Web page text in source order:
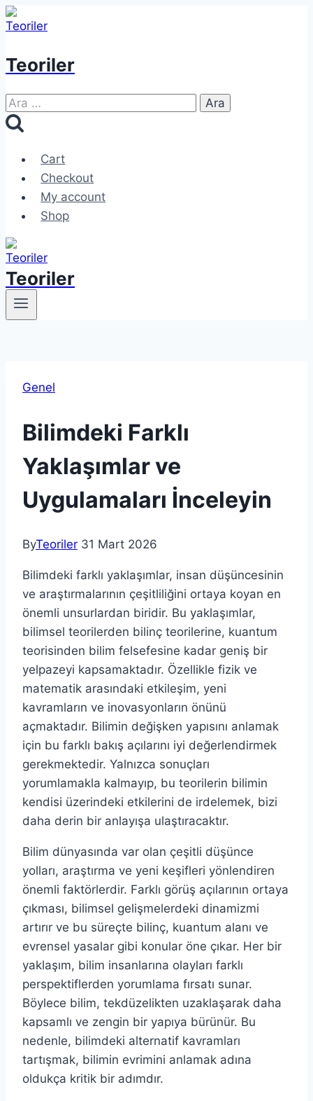
Skip
to
Teoriler
Arama:
Cart
Checkout
My account
Shop
Teoriler
Genel
Bilimdeki Farklı
Yaklaşımlar ve
Uygulamaları İnceleyin
ByTeoriler 31 Mart 2026
Bilimdeki farklı yaklaşımlar, insan düşüncesinin
ve araştırmalarının çeşitliliğini ortaya koyan en
önemli unsurlardan biridir. Bu yaklaşımlar,
bilimsel teorilerden bilinç teorilerine, kuantum
teorisinden bilim felsefesine kadar geniş bir
yelpazeyi kapsamaktadır. Özellikle fizik ve
matematik arasındaki etkileşim, yeni
kavramların ve inovasyonların önünü
açmaktadır. Bilimin değişken yapısını anlamak
için bu farklı bakış açılarını iyi değerlendirmek
gerekmektedir. Yalnızca sonuçları
yorumlamakla kalmayıp, bu teorilerin bilimin
kendisi üzerindeki etkilerini de irdelemek, bizi
daha derin bir anlayışa ulaştıracaktır.
Bilim dünyasında var olan çeşitli düşünce
yolları, araştırma ve yeni keşifleri yönlendiren
önemli faktörlerdir. Farklı görüş açılarının ortaya
çıkması, bilimsel gelişmelerdeki dinamizmi
artırır ve bu süreçte bilinç, kuantum alanı ve
evrensel yasalar gibi konular öne çıkar. Her bir
yaklaşım, bilim insanlarına olayları farklı
perspektiflerden yorumlama fırsatı sunar.
Böylece bilim, tekdüzelikten uzaklaşarak daha
kapsamlı ve zengin bir yapıya bürünür. Bu
nedenle, bilimdeki alternatif kavramları
tartışmak, bilimin evrimini anlamak adına
oldukça kritik bir adımdır.